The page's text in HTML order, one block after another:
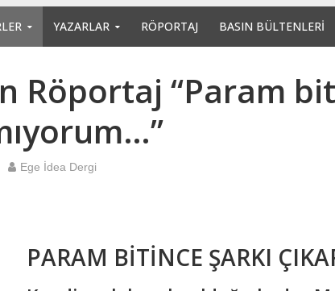
YAZARLAR RÖPORTAJ BASIN BÜLTENLERI
Röportaj “Param
Ege İdea Dergi
PARAM BİTİNCE ŞARKI